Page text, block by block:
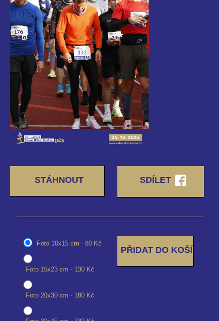
STÁHNOUT SDÍLET
Foto 10x15 cm - 80 Kč
Foto 15x23 cm - 130 Kč
Foto 20x30 cm - 180 Kč